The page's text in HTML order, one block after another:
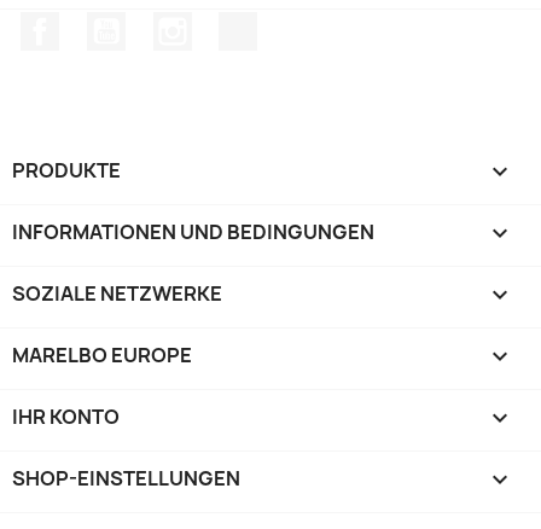
PRODUKTE 
INFORMATIONEN UND BEDINGUNGEN 
SOZIALE NETZWERKE 
MARELBO EUROPE 
IHR KONTO 
SHOP-EINSTELLUNGEN keyboard_arrow_down